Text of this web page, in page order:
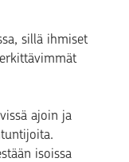
sillä ihmiset
ajoin ja
isoissa